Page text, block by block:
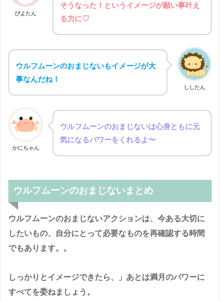
ぴよたん
そうなった！というイメージが願い事叶え
る力に♡
ししたん
ウルフムーンのおまじないもイメージが大
事なんだね！
かにちゃん
ウルフムーンのおまじないは心身ともに元
気になるパワーをくれるよ〜
ウルフムーンのおまじないまとめ
ウルフムーンのおまじないアクションは、今ある大切に
したいもの、自分にとって必要なものを再確認する時間
でもあります。。
しっかりとイメージできたら、」あとは満月のパワーに
すべてを委ねましょう。